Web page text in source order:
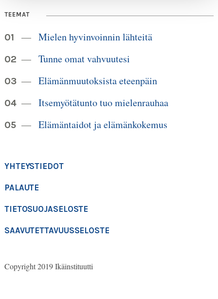
TEEMAT
Mielen hyvinvoinnin lähteitä
Tunne omat vahvuutesi
Elämänmuutoksista eteenpäin
Itsemyötätunto tuo mielenrauhaa
Elämäntaidot ja elämänkokemus
YHTEYSTIEDOT
PALAUTE
TIETOSUOJASELOSTE
SAAVUTETTAVUUSSELOSTE
Copyright 2019 Ikäinstituutti